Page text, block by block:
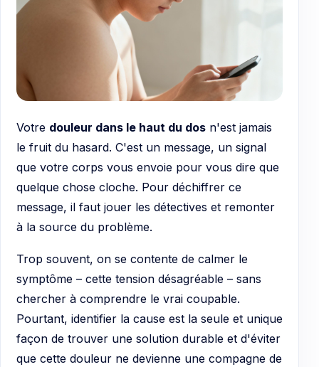
Votre douleur dans le haut du dos n'est jamais
le fruit du hasard. C'est un message, un signal
que votre corps vous envoie pour vous dire que
quelque chose cloche. Pour déchiffrer ce
message, il faut jouer les détectives et remonter
à la source du problème.
Trop souvent, on se contente de calmer le
symptôme – cette tension désagréable – sans
chercher à comprendre le vrai coupable.
Pourtant, identifier la cause est la seule et unique
façon de trouver une solution durable et d'éviter
que cette douleur ne devienne une compagne de